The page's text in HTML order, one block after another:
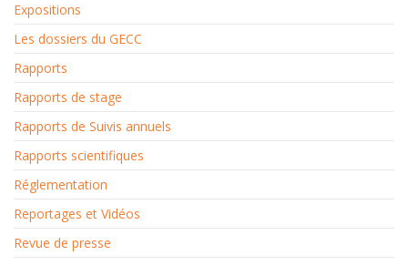
Expositions
Les dossiers du GECC
Rapports
Rapports de stage
Rapports de Suivis annuels
Rapports scientifiques
Réglementation
Reportages et Vidéos
Revue de presse